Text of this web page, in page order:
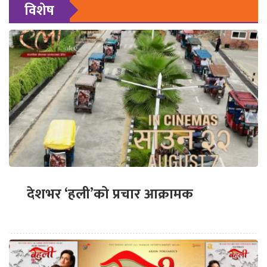
विशेष
देशभर ‘हली’को प्रचार आक्रामक